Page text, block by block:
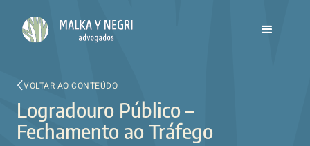
VOLTAR AO CONTEÚDO
Logradouro Público –
Fechamento ao Tráfego